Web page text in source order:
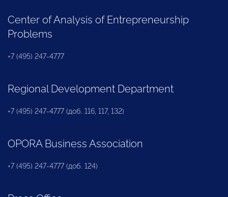
Center of Analysis of Entrepreneurship
Problems
+7 (495) 247-4777
Regional Development Department
+7 (495) 247-4777 (доб. 116, 117, 132)
OPORA Business Association
+7 (495) 247-4777 (доб. 124)